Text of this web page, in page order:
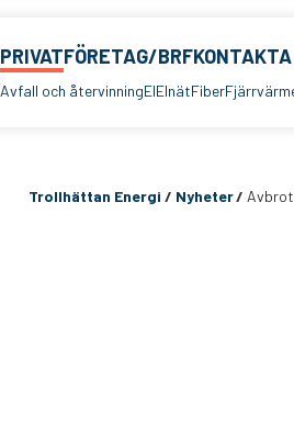
PRIVAT
Avfall och återvinningElElnätFiber
FÖRETAG/BRF
Trollhättan Energi / Nyheter/